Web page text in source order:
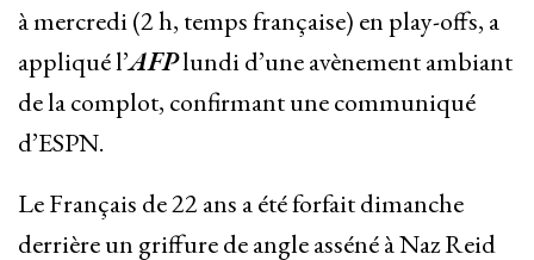
à mercredi (2 h, temps française) en play-offs, a
appliqué l’AFPlundi d’une avènement ambiant
de la complot, confirmant une communiqué
d’ESPN.
Le Français de 22 ans a été forfait dimanche
derrière un griffure de angle asséné à Naz Reid